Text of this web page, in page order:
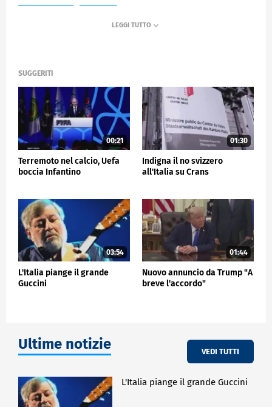
SUGGERITI
00:21
Terremoto nel calcio, Uefa
boccia Infantino
01:30
Indigna il no svizzero
all'Italia su Crans
03:54
L'Italia piange il grande
Guccini
01:44
Nuovo annuncio da Trump "A
breve l'accordo"
Ultime notizie VEDI TUTTI
L'Italia piange il grande Guccini